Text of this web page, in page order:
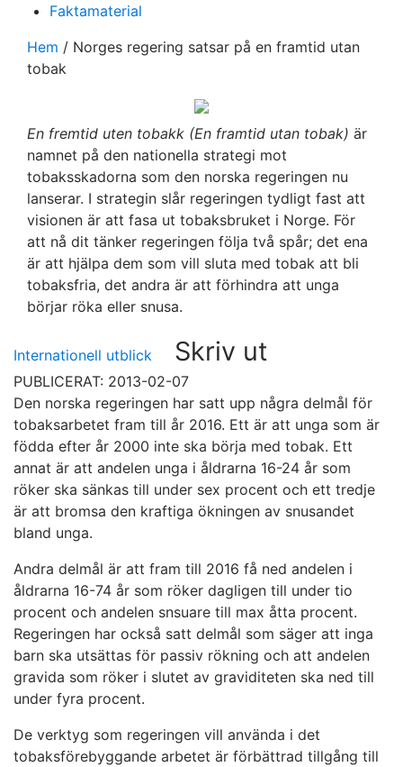
Faktamaterial
Hem / Norges regering satsar på en framtid utan
tobak
En fremtid uten tobakk (En framtid utan tobak) är
namnet på den nationella strategi mot
tobaksskadorna som den norska regeringen nu
lanserar. I strategin slår regeringen tydligt fast att
visionen är att fasa ut tobaksbruket i Norge. För
att nå dit tänker regeringen följa två spår; det ena
är att hjälpa dem som vill sluta med tobak att bli
tobaksfria, det andra är att förhindra att unga
börjar röka eller snusa.
Internationell utblick Skriv ut
PUBLICERAT: 2013-02-07
Den norska regeringen har satt upp några delmål för
tobaksarbetet fram till år 2016. Ett är att unga som är
födda efter år 2000 inte ska börja med tobak. Ett
annat är att andelen unga i åldrarna 16-24 år som
röker ska sänkas till under sex procent och ett tredje
är att bromsa den kraftiga ökningen av snusandet
bland unga.
Andra delmål är att fram till 2016 få ned andelen i
åldrarna 16-74 år som röker dagligen till under tio
procent och andelen snsuare till max åtta procent.
Regeringen har också satt delmål som säger att inga
barn ska utsättas för passiv rökning och att andelen
gravida som röker i slutet av graviditeten ska ned till
under fyra procent.
De verktyg som regeringen vill använda i det
tobaksförebyggande arbetet är förbättrad tillgång till